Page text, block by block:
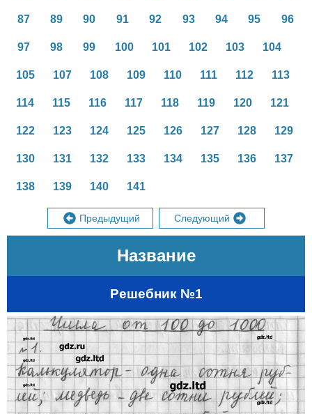
87 89 90 91 92 93 94 95 96
97 98 99 100 101 102 103 104
105 107 108 109 110 111 112 113
114 115 116 117 118 119 120 121
122 123 124 125 126 127 128 129
130 131 132 133 134 135 136 137
138 139 140 141
Предыдущий Следующий
Название
Решебник №1